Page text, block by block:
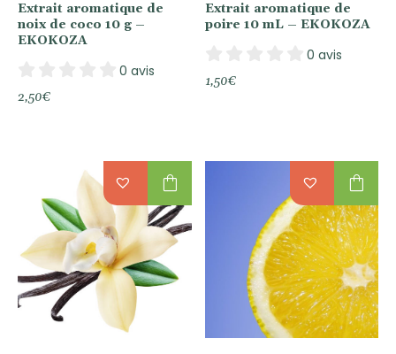
Extrait aromatique de
noix de coco 10 g –
EKOKOZA
0 avis
2,50€
Extrait aromatique de
poire 10 mL – EKOKOZA
0 avis
1,50€
shopping_bag shopping_bag